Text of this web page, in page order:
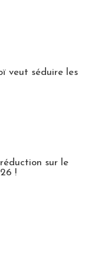
veut séduire les
sur le
!